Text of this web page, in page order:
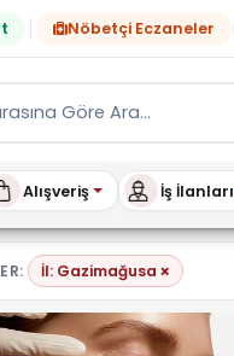
Nöbetçi Eczaneler
Alışveriş İş İlanları
İl: Gazimağusa ×